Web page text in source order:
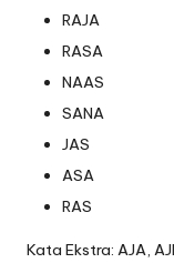
RAJA
RASA
NAAS
SANA
JAS
ASA
RAS
Kata Ekstra: AJA,